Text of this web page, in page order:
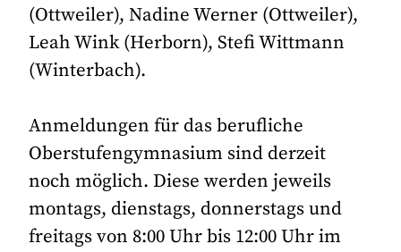
(Ottweiler), Nadine Werner (Ottweiler),
Leah Wink (Herborn), Stefi Wittmann
(Winterbach).
Anmeldungen für das berufliche
Oberstufengymnasium sind derzeit
noch möglich. Diese werden jeweils
montags, dienstags, donnerstags und
freitags von 8:00 Uhr bis 12:00 Uhr im